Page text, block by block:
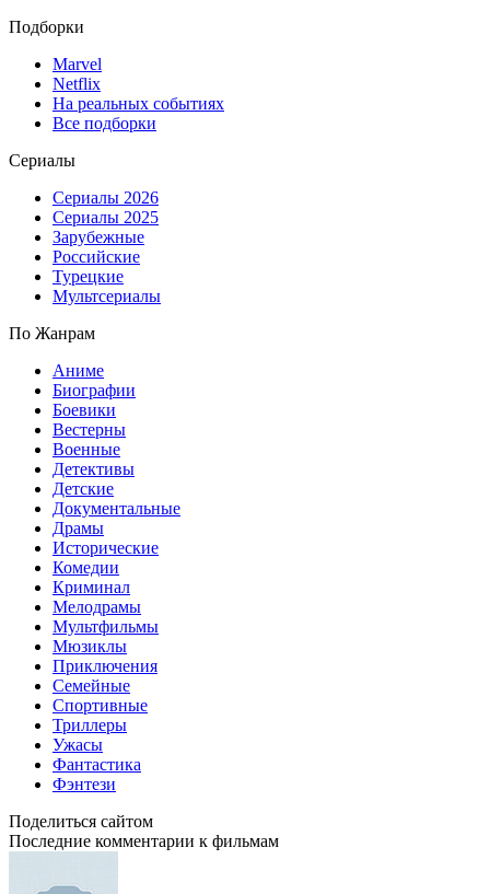
Подборки
Marvel
Netflix
На реальных событиях
Все подборки
Сериалы
Сериалы 2026
Сериалы 2025
Зарубежные
Российские
Турецкие
Мультсериалы
По Жанрам
Аниме
Биографии
Боевики
Вестерны
Военные
Детективы
Детские
Документальные
Драмы
Исторические
Комедии
Криминал
Мелодрамы
Мультфильмы
Мюзиклы
Приключения
Семейные
Спортивные
Триллеры
Ужасы
Фантастика
Фэнтези
Поделиться сайтом
Последние комментарии к фильмам